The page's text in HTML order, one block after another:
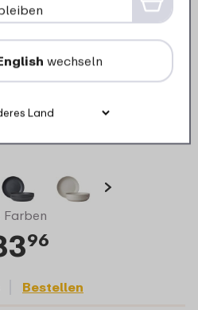
210 mm 4 Stück -
Farben
96
Bestellen
wechseln